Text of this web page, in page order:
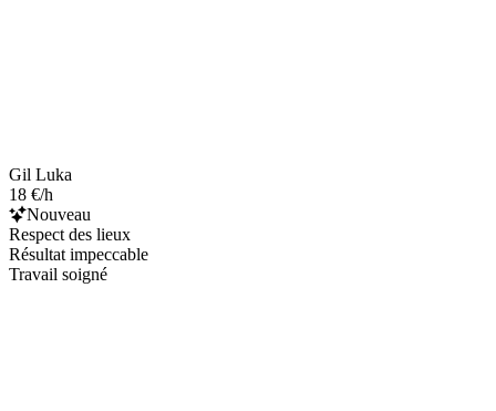
Gil Luka
18 €/h
Nouveau
Respect des lieux
Résultat impeccable
Travail soigné